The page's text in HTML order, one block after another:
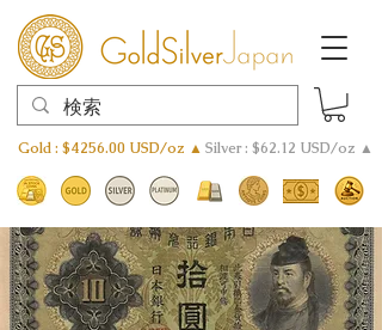
Gold : $4256.00 USD/oz ▲ Silver : $62.12 USD/oz ▲